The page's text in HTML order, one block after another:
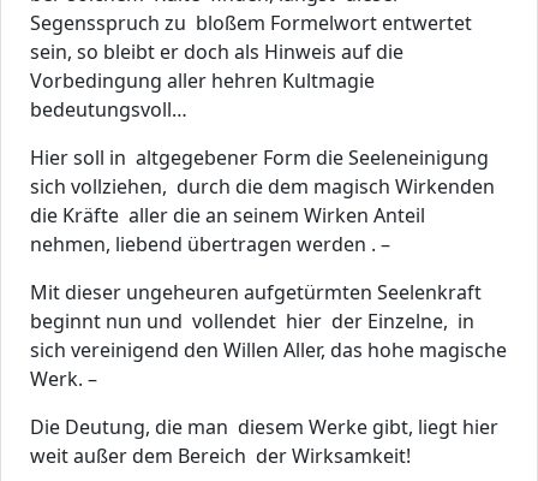
Segensspruch zu bloßem Formelwort entwertet
sein, so bleibt er doch als Hinweis auf die
Vorbedingung aller hehren Kultmagie
bedeutungsvoll…
Hier soll in altgegebener Form die Seeleneinigung
sich vollziehen, durch die dem magisch Wirkenden
die Kräfte aller die an seinem Wirken Anteil
nehmen, liebend übertragen werden . –
Mit dieser ungeheuren aufgetürmten Seelenkraft
beginnt nun und vollendet hier der Einzelne, in
sich vereinigend den Willen Aller, das hohe magische
Werk. –
Die Deutung, die man diesem Werke gibt, liegt hier
weit außer dem Bereich der Wirksamkeit!